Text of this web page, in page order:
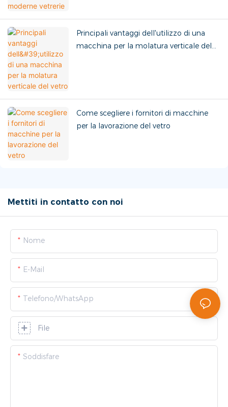
Principali vantaggi dell'utilizzo di una
macchina per la molatura verticale del
Come scegliere i fornitori di macchine
per la lavorazione del vetro
Mettiti in contatto con noi
Nome
E-Mail
Telefono/WhatsApp
File
Soddisfare